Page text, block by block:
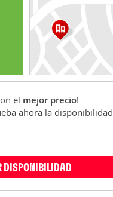
el mejor precio!
ahora la disponibilidad
DISPONIBILIDAD